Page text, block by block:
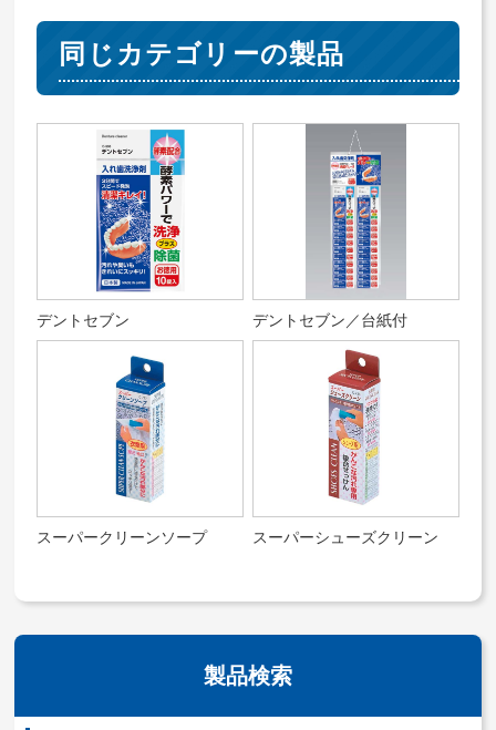
同じカテゴリーの製品
デントセブン デントセブン／台紙付
スーパークリーンソープ スーパーシューズクリーン
製品検索